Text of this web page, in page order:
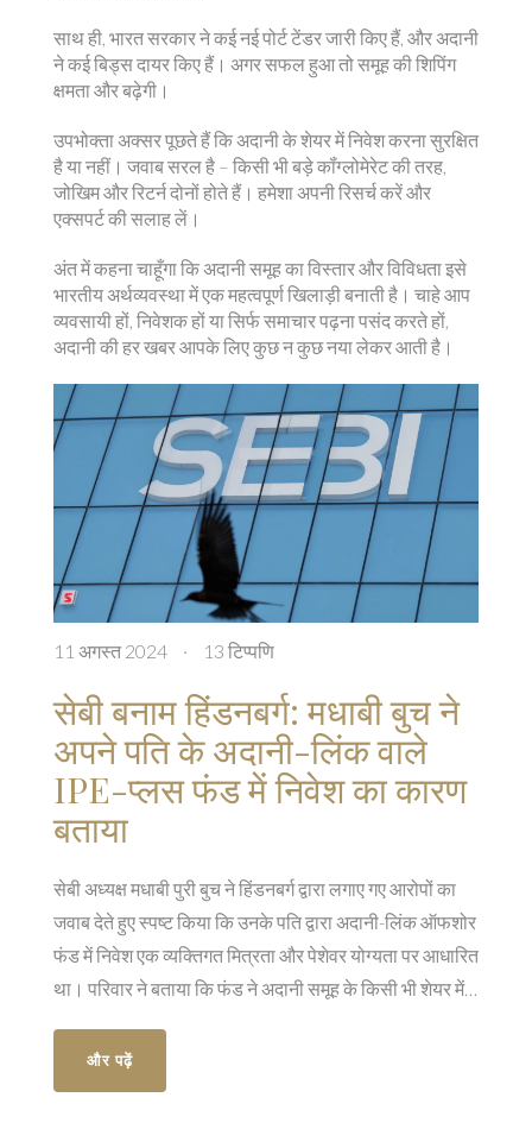
साथ ही, भारत सरकार ने कई नई पोर्ट टेंडर जारी किए हैं, और अदानी
ने कई बिड्स दायर किए हैं। अगर सफल हुआ तो समूह की शिपिंग
क्षमता और बढ़ेगी।
उपभोक्ता अक्सर पूछते हैं कि अदानी के शेयर में निवेश करना सुरक्षित
है या नहीं। जवाब सरल है – किसी भी बड़े कॉंग्लोमेरेट की तरह,
जोखिम और रिटर्न दोनों होते हैं। हमेशा अपनी रिसर्च करें और
एक्सपर्ट की सलाह लें।
अंत में कहना चाहूँगा कि अदानी समूह का विस्तार और विविधता इसे
भारतीय अर्थव्यवस्था में एक महत्वपूर्ण खिलाड़ी बनाती है। चाहे आप
व्यवसायी हों, निवेशक हों या सिर्फ समाचार पढ़ना पसंद करते हों,
अदानी की हर खबर आपके लिए कुछ न कुछ नया लेकर आती है।
11 अगस्त 2024 · 13 टिप्पणि
सेबी बनाम हिंडनबर्ग: मधाबी बुच ने
अपने पति के अदानी-लिंक वाले
IPE-प्लस फंड में निवेश का कारण
बताया
सेबी अध्यक्ष मधाबी पुरी बुच ने हिंडनबर्ग द्वारा लगाए गए आरोपों का
जवाब देते हुए स्पष्ट किया कि उनके पति द्वारा अदानी-लिंक ऑफशोर
फंड में निवेश एक व्यक्तिगत मित्रता और पेशेवर योग्यता पर आधारित
था। परिवार ने बताया कि फंड ने अदानी समूह के किसी भी शेयर में
पद छोड़ने पर वापस ले लिया गया था।
और पढ़ें